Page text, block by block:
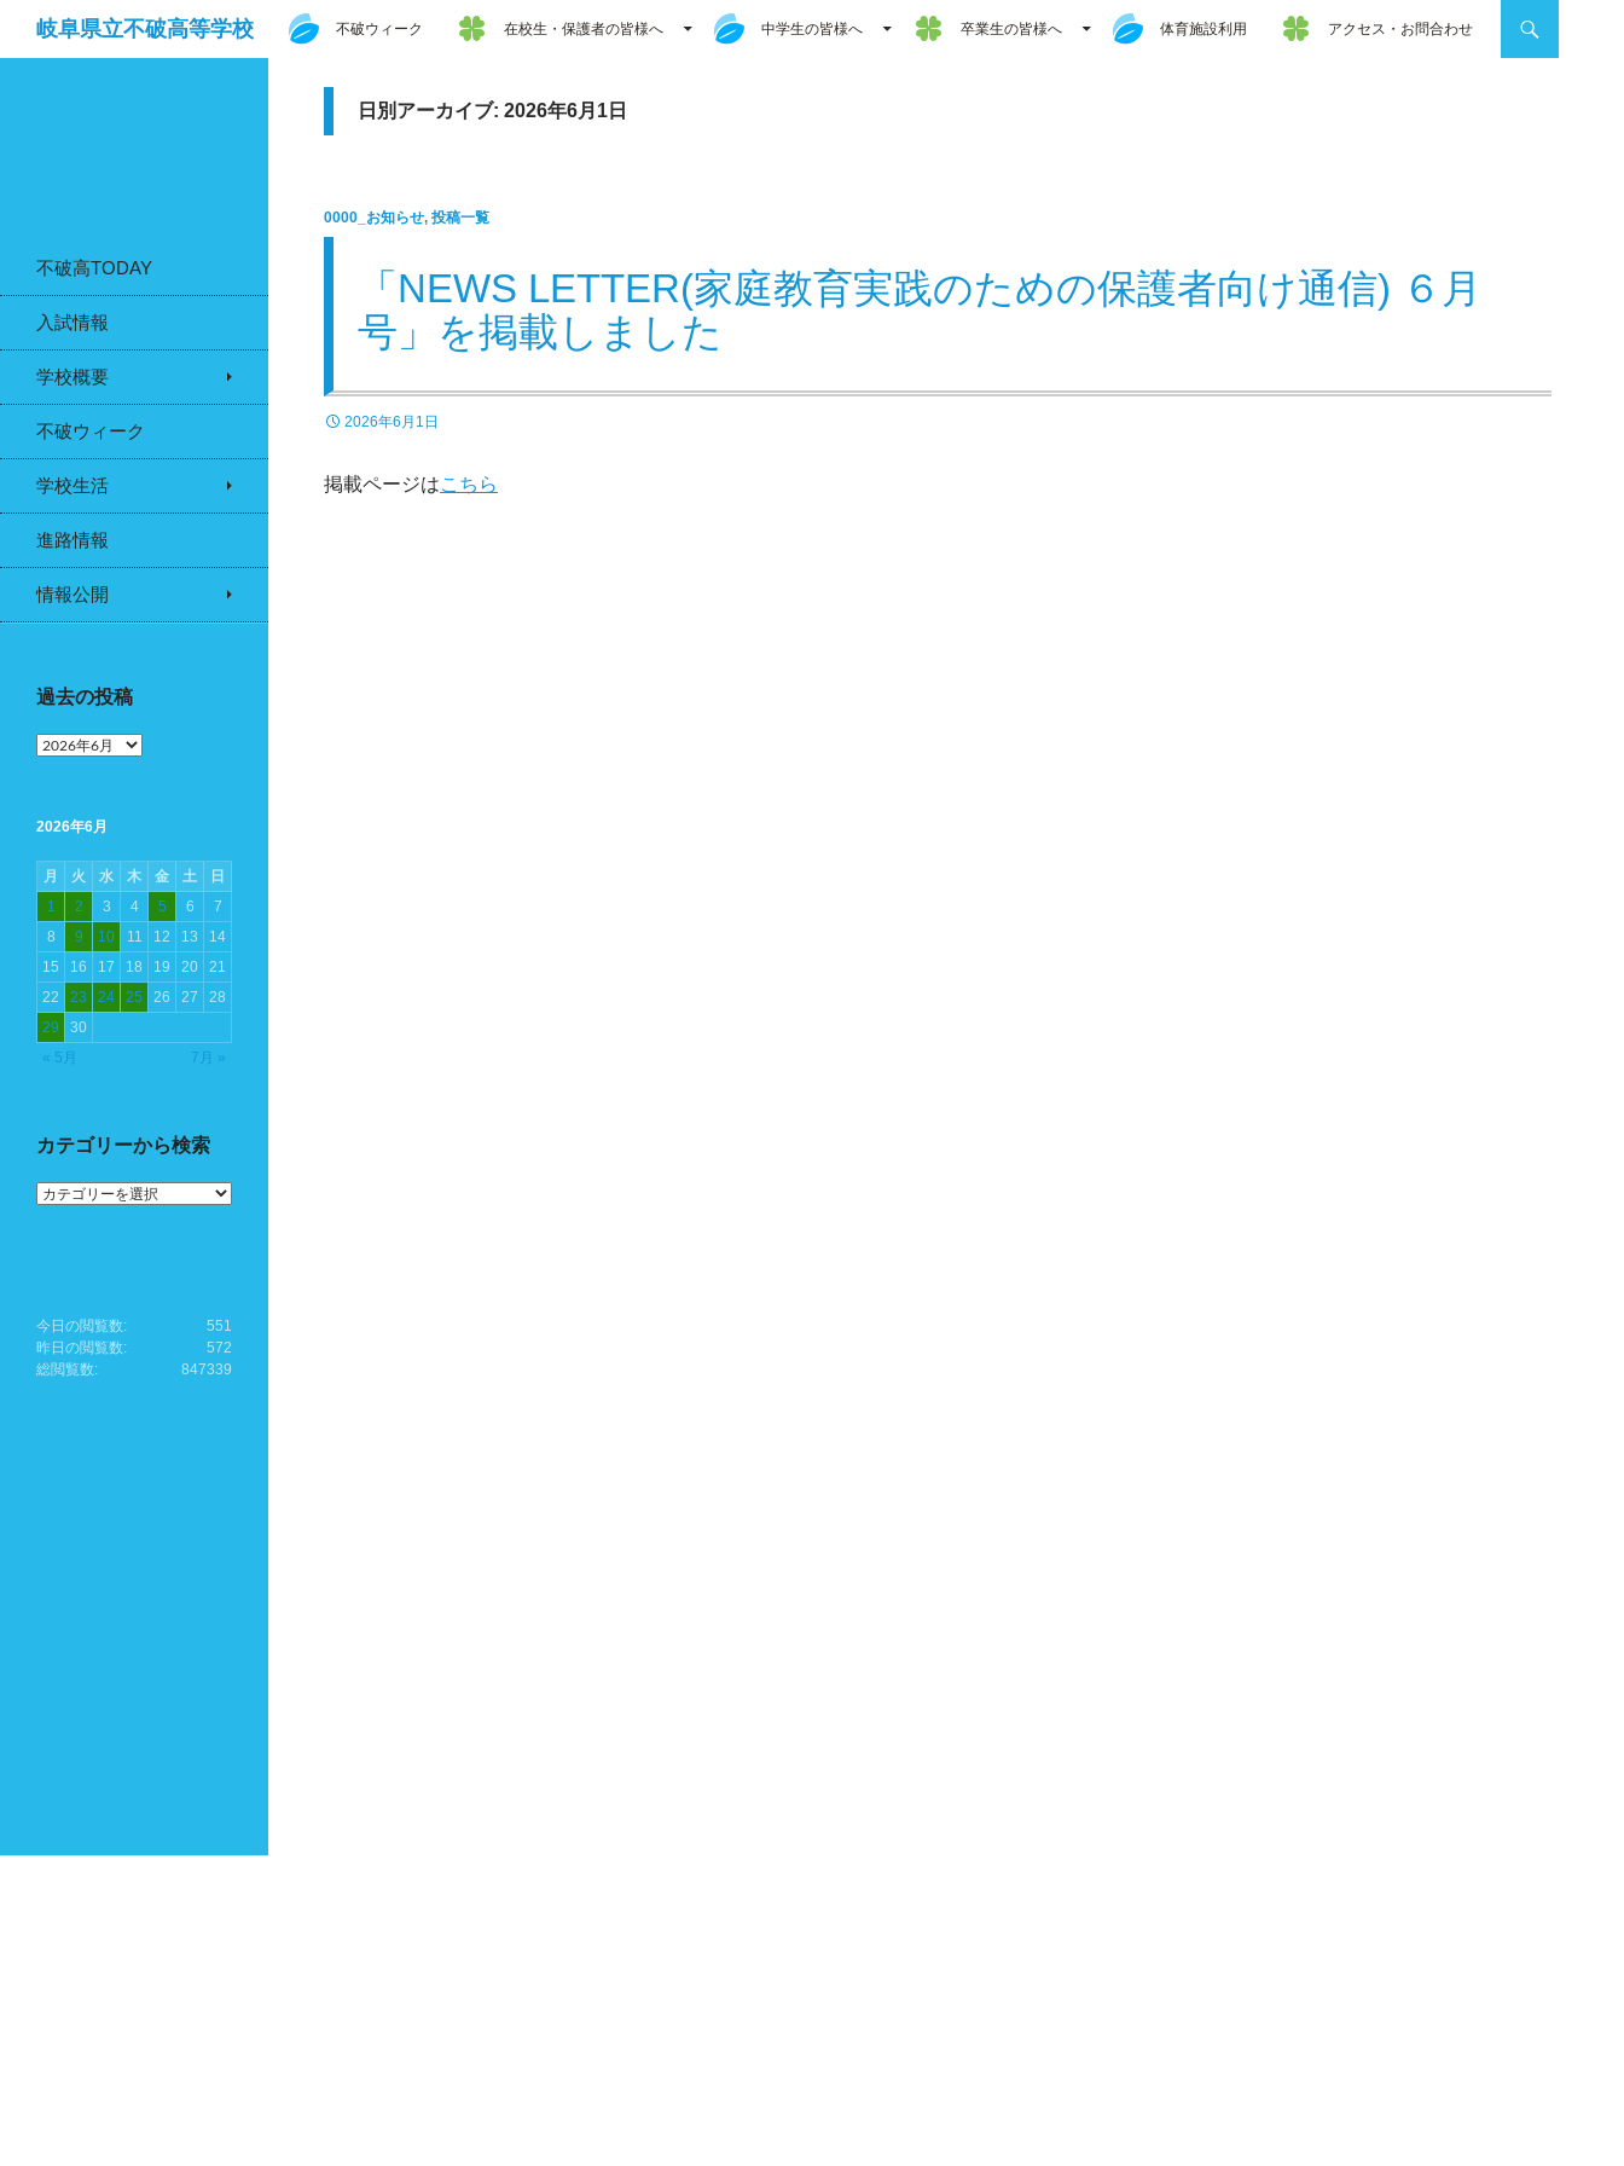
岐阜県立不破高等学校
コンテンツへスキップ
不破ウィーク 在校生・保護者の皆様へ 中学生の皆様へ 卒業生の皆様へ 体育施設利用 アクセス・お問合わせ
日別アーカイブ: 2026年6月1日
0000_お知らせ, 投稿一覧
「NEWS LETTER(家庭教育実践のための保護者向け通信) ６月
号」を掲載しました
2026年6月1日
掲載ページはこちら
不破高TODAY
入試情報
学校概要
不破ウィーク
学校生活
進路情報
情報公開
過去の投稿
過
稿
2026年6月
月 火 水 木 金 土
日
1
2 3 4 5 6
7
8
9 10 11 12 13
14
15
16 17 18 19 20
21
22
23 24 25 26 27
28
29
30
« 5月
7月 »
カテゴリーから検索
カ
ら
検
索
551
今日の閲覧数:
572
昨日の閲覧数:
847339
総閲覧数: